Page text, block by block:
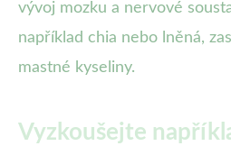
vývoj mozku a nervové
například chia nebo lněná,
mastné kyseliny.
Vyzkoušejte